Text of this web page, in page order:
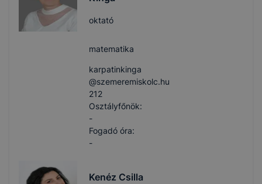
oktató
matematika
karpatinkinga​
@szemeremiskolc.hu
212
Osztályfőnök:
-
Fogadó óra:
-
Kenéz Csilla